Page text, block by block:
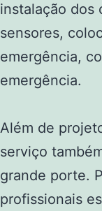
instalação dos
sensores,
emergência,
emergência.
Além de
serviço
grande porte.
profissionais